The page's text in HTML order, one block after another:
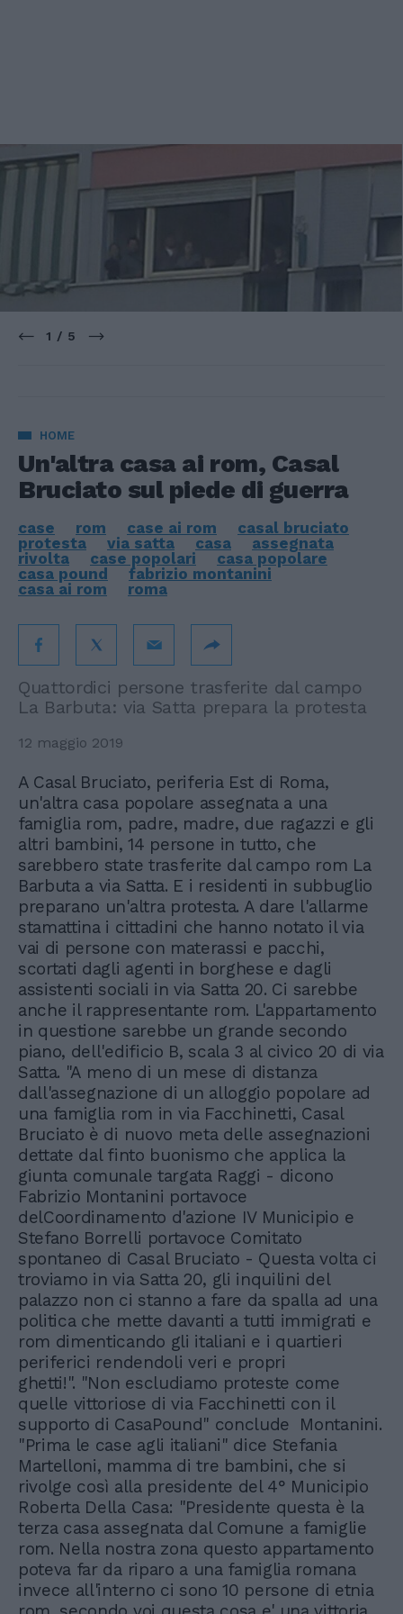
1 / 5
HOME
Un'altra casa ai rom, Casal
Bruciato sul piede di guerra
case rom case ai rom
casal bruciato
protesta
via satta casa
assegnata
rivolta
case popolari
casa popolare
casa pound
fabrizio montanini
casa ai rom
roma
Quattordici persone trasferite dal campo
La Barbuta: via Satta prepara la protesta
12 maggio 2019
A Casal Bruciato, periferia Est di Roma,
un'altra casa popolare assegnata a una
famiglia rom, padre, madre, due ragazzi e gli
altri bambini, 14 persone in tutto, che
sarebbero state trasferite dal campo rom La
Barbuta a via Satta. E i residenti in subbuglio
preparano un'altra protesta. A dare l'allarme
stamattina i cittadini che hanno notato il via
vai di persone con materassi e pacchi,
scortati dagli agenti in borghese e dagli
assistenti sociali in via Satta 20. Ci sarebbe
anche il rappresentante rom. L'appartamento
in questione sarebbe un grande secondo
piano, dell'edificio B, scala 3 al civico 20 di via
Satta. "A meno di un mese di distanza
dall'assegnazione di un alloggio popolare ad
una famiglia rom in via Facchinetti, Casal
Bruciato è di nuovo meta delle assegnazioni
dettate dal finto buonismo che applica la
giunta comunale targata Raggi - dicono
Fabrizio Montanini portavoce
delCoordinamento d'azione IV Municipio e
Stefano Borrelli portavoce Comitato
spontaneo di Casal Bruciato - Questa volta ci
troviamo in via Satta 20, gli inquilini del
palazzo non ci stanno a fare da spalla ad una
politica che mette davanti a tutti immigrati e
rom dimenticando gli italiani e i quartieri
periferici rendendoli veri e propri
ghetti!". "Non escludiamo proteste come
quelle vittoriose di via Facchinetti con il
supporto di CasaPound" conclude Montanini.
"Prima le case agli italiani" dice Stefania
Martelloni, mamma di tre bambini, che si
rivolge così alla presidente del 4° Municipio
Roberta Della Casa: "Presidente questa è la
terza casa assegnata dal Comune a famiglie
rom. Nella nostra zona questo appartamento
poteva far da riparo a una famiglia romana
invece all'interno ci sono 10 persone di etnia